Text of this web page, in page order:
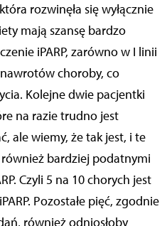
rozwinęła się wyłącznie
mają szansę bardzo
iPARP, zarówno w I linii
choroby, co
Kolejne dwie pacjentki
na razie trudno jest
ale wiemy, że tak jest, i te
bardziej podatnymi
Czyli 5 na 10 chorych jest
Pozostałe pięć, zgodnie
również odniosłoby